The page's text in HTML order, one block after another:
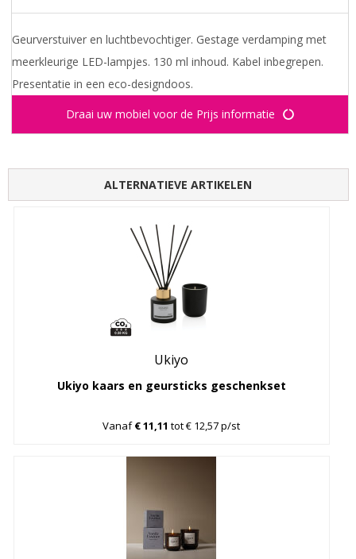
Geurverstuiver en luchtbevochtiger. Gestage verdamping met
meerkleurige LED-lampjes. 130 ml inhoud. Kabel inbegrepen.
Presentatie in een eco-designdoos.
Draai uw mobiel voor de Prijs informatie
ALTERNATIEVE ARTIKELEN
Ukiyo
Ukiyo kaars en geursticks geschenkset
Vanaf€ 11,11 tot € 12,57 p/st